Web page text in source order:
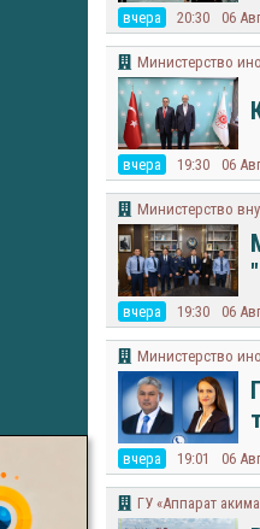
вчера 20:30 06
Министерство
вчера 19:30 06
Министерство
вчера 19:30 06
Министерство
вчера 19:01 06
ГУ «Аппарат